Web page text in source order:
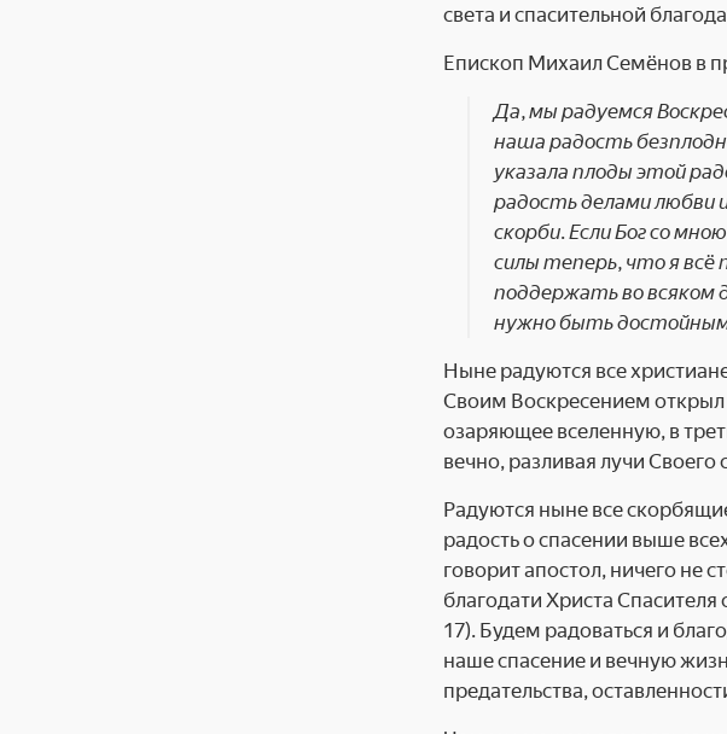
света и спасительной
Епископ Михаил Семёнов в
Да, мы радуемся
наша радость
указала плоды этой
радость делами любви
скорби. Если Бог со
силы теперь, что я всё
поддержать во всяком
нужно быть
Ныне радуются все
Своим Воскресением открыл
озаряющее вселенную, в
вечно, разливая лучи
Радуются ныне все
радость о спасении выше
говорит апостол, ничего не
благодати Христа
17). Будем радоваться и
наше спасение и вечную
предательства,